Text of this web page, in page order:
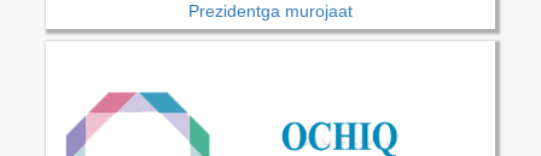
Prezidentga murojaat